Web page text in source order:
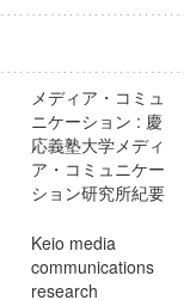
メディア・コミュ
ニケーション : 慶
応義塾大学メディ
ア・コミュニケー
ション研究所紀要
Keio media
communications
research